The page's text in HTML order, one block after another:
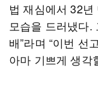
법 재심에서 32
모습을 드러냈다.
배”라며 “이번 선
아마 기쁘게 생각